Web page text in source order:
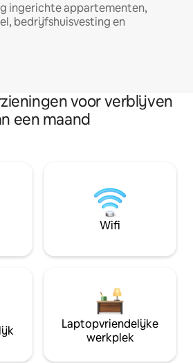
ingerichte appartementen,
bedrijfshuisvesting en
voor verblijven
een maand
Wifi
Laptopvriendelijke
werkplek